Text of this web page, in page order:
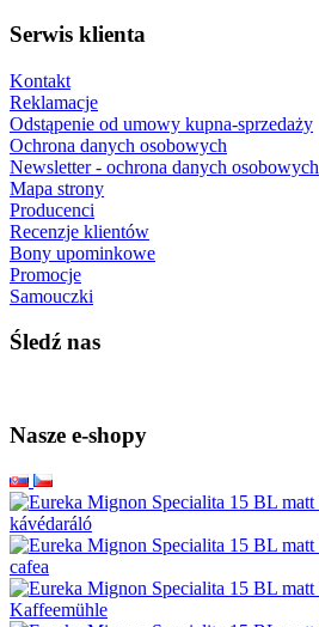
Serwis klienta
Kontakt
Reklamacje
Odstąpenie od umowy kupna-sprzedaży
Ochrona danych osobowych
Newsletter - ochrona danych osobowych
Mapa strony
Producenci
Recenzje klientów
Bony upominkowe
Promocje
Samouczki
Śledź nas
Nasze e-shopy